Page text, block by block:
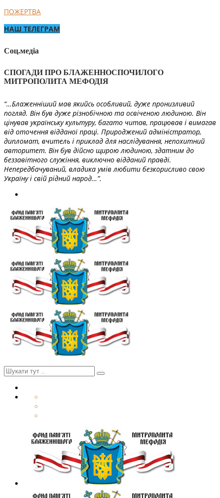
ПОЖЕРТВА
НАШ ТЕЛЕГРАМ
Соц.медіа
СПОГАДИ ПРО БЛАЖЕННОСПОЧИЛОГО
МИТРОПОЛИТА МЕФОДІЯ
“…Блаженніший мав якийсь особливий, дуже пронизливий
погляд. Він був дуже різнобічною та освіченою людиною. Він
цінував українську культуру, багато читав, працював і вимагав
від оточення відданої праці. Природжений адміністратор,
дипломат, вчитель і приклад для наслідування, непохитний
авторитет. Він був дійсно щирою людиною, здатним до
беззавітного служіння, виключно відданий правді.
Непередбачуваний, владика умів любити безкорисливо свою
Україну і свій рідний народ…”.